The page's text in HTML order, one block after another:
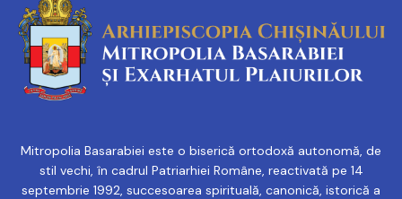
Mitropolia Basarabiei este o biserică ortodoxă autonomă, de
stil vechi, în cadrul Patriarhiei Române, reactivată pe 14
septembrie 1992, succesoarea spirituală, canonică, istorică a